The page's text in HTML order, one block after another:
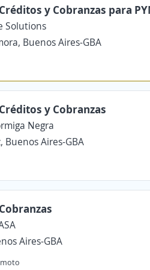
y Cobranzas para
Solutions
Buenos Aires-GBA
y Cobranzas
Negra
Buenos Aires-GBA
Aires-GBA